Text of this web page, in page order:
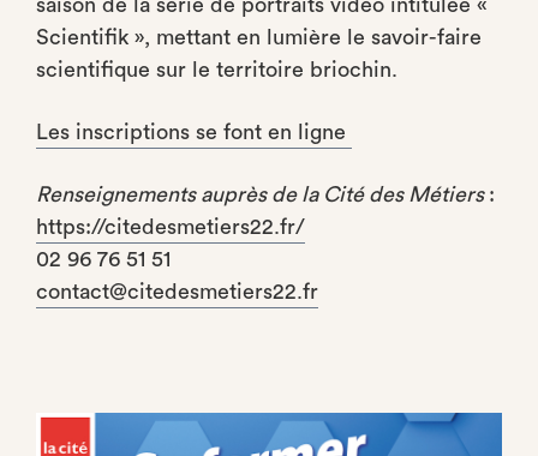
saison de la série de portraits vidéo intitulée «
Scientifik », mettant en lumière le savoir-faire
scientifique sur le territoire briochin.
Les inscriptions se font en ligne
Renseignements auprès de la Cité des Métiers :
https://citedesmetiers22.fr/
02 96 76 51 51
contact@citedesmetiers22.fr